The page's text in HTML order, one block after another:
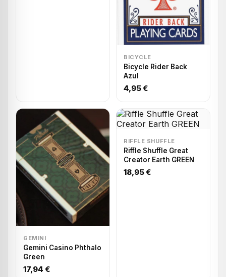
BICYCLE
Bicycle Rider Back
Azul
4,95 €
GEMINI
Gemini Casino Phthalo
Green
17,94 €
RIFFLE SHUFFLE
Riffle Shuffle Great
Creator Earth GREEN
18,95 €